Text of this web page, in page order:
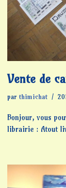
Vente de
par thimichat
Bonjour, vous
librairie : Atout